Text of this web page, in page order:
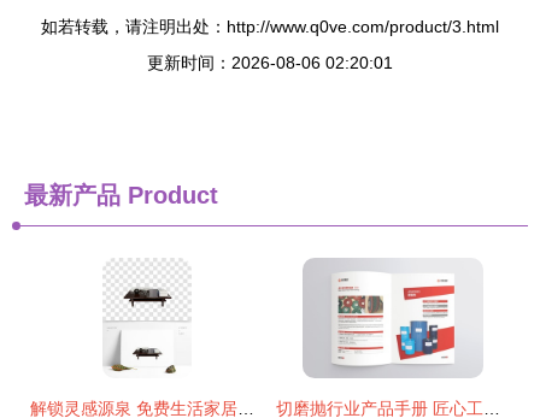
如若转载，请注明出处：http://www.q0ve.com/product/3.html
更新时间：2026-08-06 02:20:01
最新产品 Product